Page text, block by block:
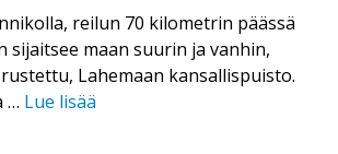
reilun 70 kilometrin päässä
sijaitsee maan suurin ja vanhin,
Lahemaan kansallispuisto.
… Lue lisää